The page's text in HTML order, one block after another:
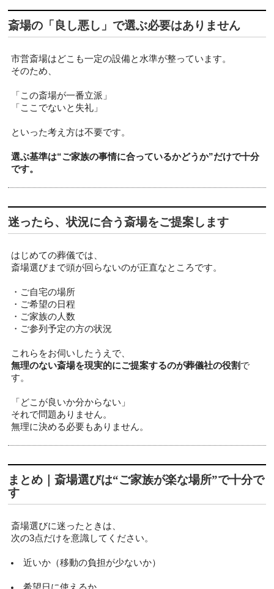
斎場の「良し悪し」で選ぶ必要はありません
市営斎場はどこも一定の設備と水準が整っています。
そのため、
「この斎場が一番立派」
「ここでないと失礼」
といった考え方は不要です。
選ぶ基準は“ご家族の事情に合っているかどうか”だけで十分
です。
迷ったら、状況に合う斎場をご提案します
はじめての葬儀では、
斎場選びまで頭が回らないのが正直なところです。
・ご自宅の場所
・ご希望の日程
・ご家族の人数
・ご参列予定の方の状況
これらをお伺いしたうえで、
無理のない斎場を現実的にご提案するのが葬儀社の役割で
す。
「どこが良いか分からない」
それで問題ありません。
無理に決める必要もありません。
まとめ｜斎場選びは“ご家族が楽な場所”で十分で
す
斎場選びに迷ったときは、
次の3点だけを意識してください。
近いか（移動の負担が少ないか）